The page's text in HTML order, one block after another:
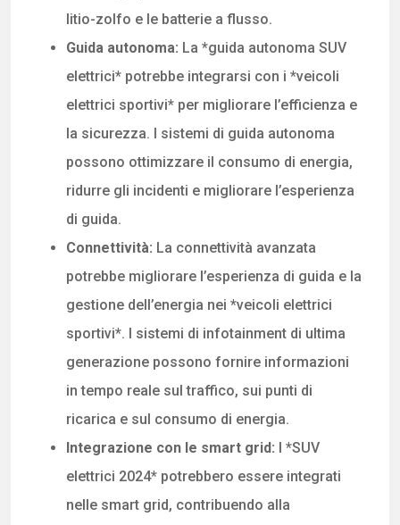
litio-zolfo e le batterie a flusso.
Guida autonoma: La *guida autonoma SUV
elettrici* potrebbe integrarsi con i *veicoli
elettrici sportivi* per migliorare l’efficienza e
la sicurezza. I sistemi di guida autonoma
possono ottimizzare il consumo di energia,
ridurre gli incidenti e migliorare l’esperienza
di guida.
Connettività: La connettività avanzata
potrebbe migliorare l’esperienza di guida e la
gestione dell’energia nei *veicoli elettrici
sportivi*. I sistemi di infotainment di ultima
generazione possono fornire informazioni
in tempo reale sul traffico, sui punti di
ricarica e sul consumo di energia.
Integrazione con le smart grid: I *SUV
elettrici 2024* potrebbero essere integrati
nelle smart grid, contribuendo alla